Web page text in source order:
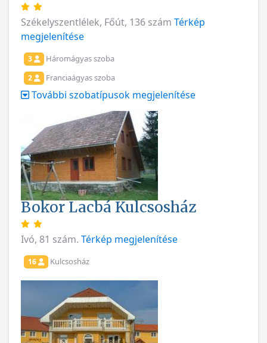
Székelyszentlélek, Főút, 136 szám Térkép
megjelenítése
3 Háromágyas szoba
2 Franciaágyas szoba
További szobatípusok megjelenítése
Bokor Lacbá Kulcsosház
Ivó, 81 szám. Térkép megjelenítése
16 Kulcsosház